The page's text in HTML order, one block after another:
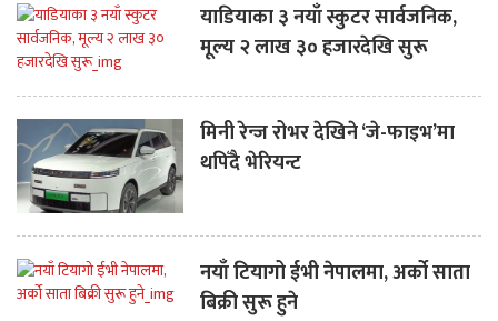
याडियाका ३ नयाँ स्कुटर सार्वजनिक,
मूल्य २ लाख ३० हजारदेखि सुरू
मिनी रेन्ज रोभर देखिने ‘जे-फाइभ’मा
थपिँदै भेरियन्ट
नयाँ टियागो ईभी नेपालमा, अर्को साता
बिक्री सुरू हुने